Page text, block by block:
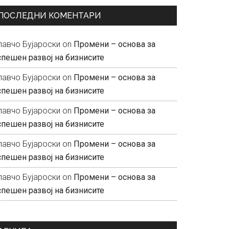
КОМЕНТАРИ
Бујароски on Промени – основа за
развој на бизнисите
Бујароски on Промени – основа за
развој на бизнисите
Бујароски on Промени – основа за
развој на бизнисите
Бујароски on Промени – основа за
развој на бизнисите
Бујароски on Промени – основа за
развој на бизнисите